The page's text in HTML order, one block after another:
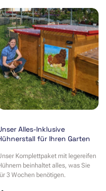
Alles-Inklusive
für Ihren Garten
Komplettpaket mit legereifen
beinhaltet alles, was Sie
3 Wochen benötigen.